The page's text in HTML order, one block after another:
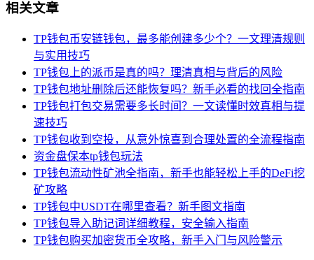
相关文章
TP钱包币安链钱包，最多能创建多少个？一文理清规则
与实用技巧
TP钱包上的派币是真的吗？理清真相与背后的风险
TP钱包地址删除后还能恢复吗？新手必看的找回全指南
TP钱包打包交易需要多长时间？一文读懂时效真相与提
速技巧
TP钱包收到空投，从意外惊喜到合理处置的全流程指南
资金盘保本tp钱包玩法
TP钱包流动性矿池全指南，新手也能轻松上手的DeFi挖
矿攻略
TP钱包中USDT在哪里查看？新手图文指南
TP钱包导入助记词详细教程，安全输入指南
TP钱包购买加密货币全攻略，新手入门与风险警示